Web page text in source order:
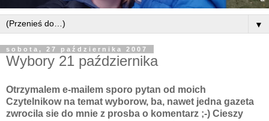
▼
sobota, 27 października 2007
Wybory 21 października
Otrzymalem e-mailem sporo pytan od moich
Czytelnikow na temat wyborow, ba, nawet jedna gazeta
zwrocila sie do mnie z prosba o komentarz ;-) Cieszy